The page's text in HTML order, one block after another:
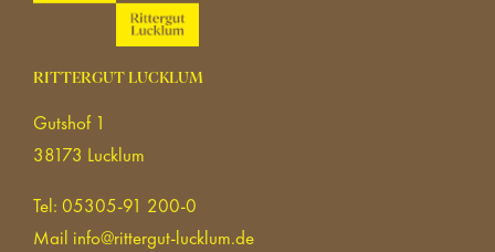
RITTERGUT LUCKLUM
Gutshof 1
38173 Lucklum
Tel: 05305-91 200-0
Mail info@rittergut-lucklum.de